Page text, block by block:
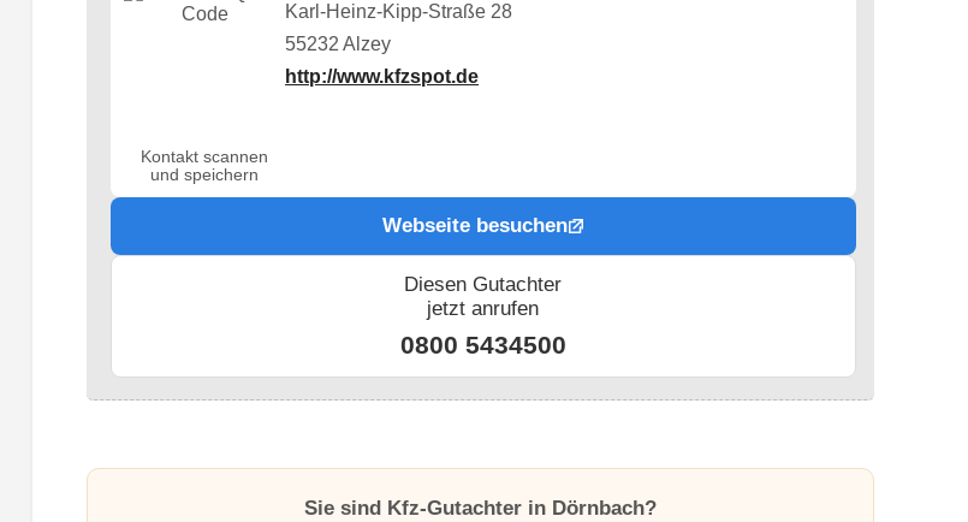
Kontakt scannen
und speichern
Karl-Heinz-Kipp-Straße 28
55232 Alzey
http://www.kfzspot.de
Webseite besuchen
Diesen Gutachter
jetzt anrufen
0800 5434500
Sie sind Kfz-Gutachter in Dörnbach?